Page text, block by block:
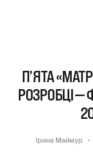
П’ЯТА
РОЗРОБЦІ —
Ірина Маймур